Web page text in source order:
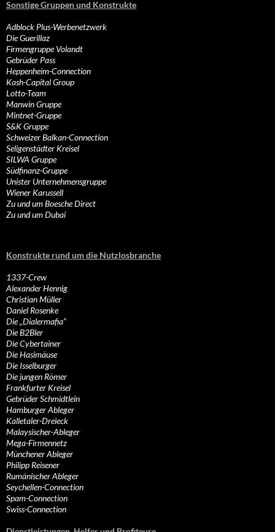
Sonstige Gruppen und Konstrukte
Adblock Plus-Werbenetzwerk
Die Guerillaz
Firmengruppe Volandt
Gebrüder Pass
Heppenheim-Connection
Kash-Capital Group
Lotto-Team
Manwin Gruppe
Mintnet-Gruppe
S&K Gruppe
Schweizer Balkan-Connection
Seligenstädter Kreisel
SILWA Gruppe
Südfinanz-Gruppe
Unister Unternehmensgruppe
Wiener Karussell
Zu und um Boesche Direct
Zu und um Dubai
Konstrukte rund um die Nutzlosbranche
1337-Crew
Alexander Hennig
Christian Müller
Daniel Rosenke
Die „Dialermafia“
Die B2Bler
Die Cybertainer
Die Hasimäuse
Die Isselburger
Die jungen Römer
Frankfurter Kreisel
Gebrüder Schmidtlein
Hamburger Ableger
Kalletaler-Dreieck
Malaysischer-Ableger
Mega-Firmennetz
Münchener Ableger
Philipp Reisener
Rumänischer Ableger
Seychellen-Connection
Spam-Connection
Swiss-Connection